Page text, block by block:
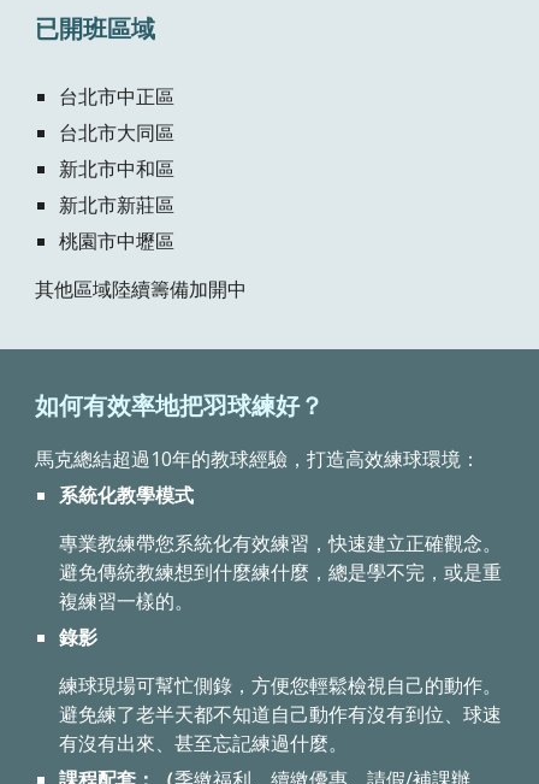
已開班區域
台北市中正區
台北市大同區
新北市中和區
新北市新莊區
桃園市中壢區
其他區域陸續籌備加開中
如何有效率地把羽球練好？
馬克總結超過10年的教球經驗，打造高效練球環境：
系統化教學模式
專業教練帶您系統化有效練習，快速建立正確觀念。
避免傳統教練想到什麼練什麼，總是學不完，或是重
複練習一樣的。
錄影
練球現場可幫忙側錄，方便您輕鬆檢視自己的動作。
避免練了老半天都不知道自己動作有沒有到位、球速
有沒有出來、甚至忘記練過什麼。